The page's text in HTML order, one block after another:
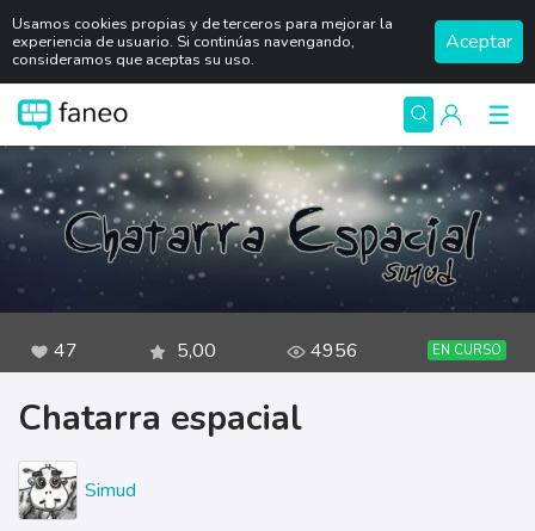
Usamos cookies propias y de terceros para mejorar la
experiencia de usuario. Si continúas navengando,
consideramos que aceptas su uso.
Aceptar
47 5,00 4956 EN CURSO
Chatarra espacial
Simud